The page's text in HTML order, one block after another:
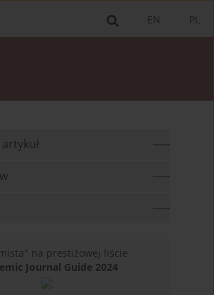
PL
EN
na prestiżowej liście
Journal Guide 2024